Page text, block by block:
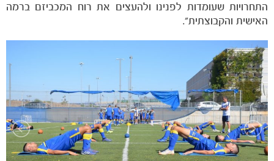
התחרויות שעומדות לפנינו ולהעצים את רוח המכביזם ברמה
האישית והקבוצתית״.